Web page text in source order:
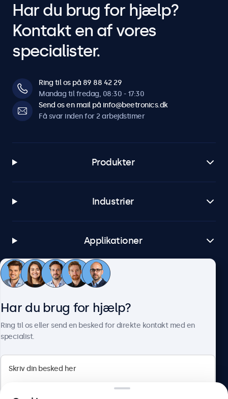
Har du brug for hjælp?
Kontakt en af vores
specialister.
Ring til os på 89 88 42 29
Mandag til fredag, 08:30 - 17:30
Send os en mail på info@beetronics.dk
Få svar inden for 2 arbejdstimer
Produkter
Industrier
Applikationer
Kundeservice
Har du brug for hjælp?
Ring til os eller send en besked for direkte kontakt med en
specialist.